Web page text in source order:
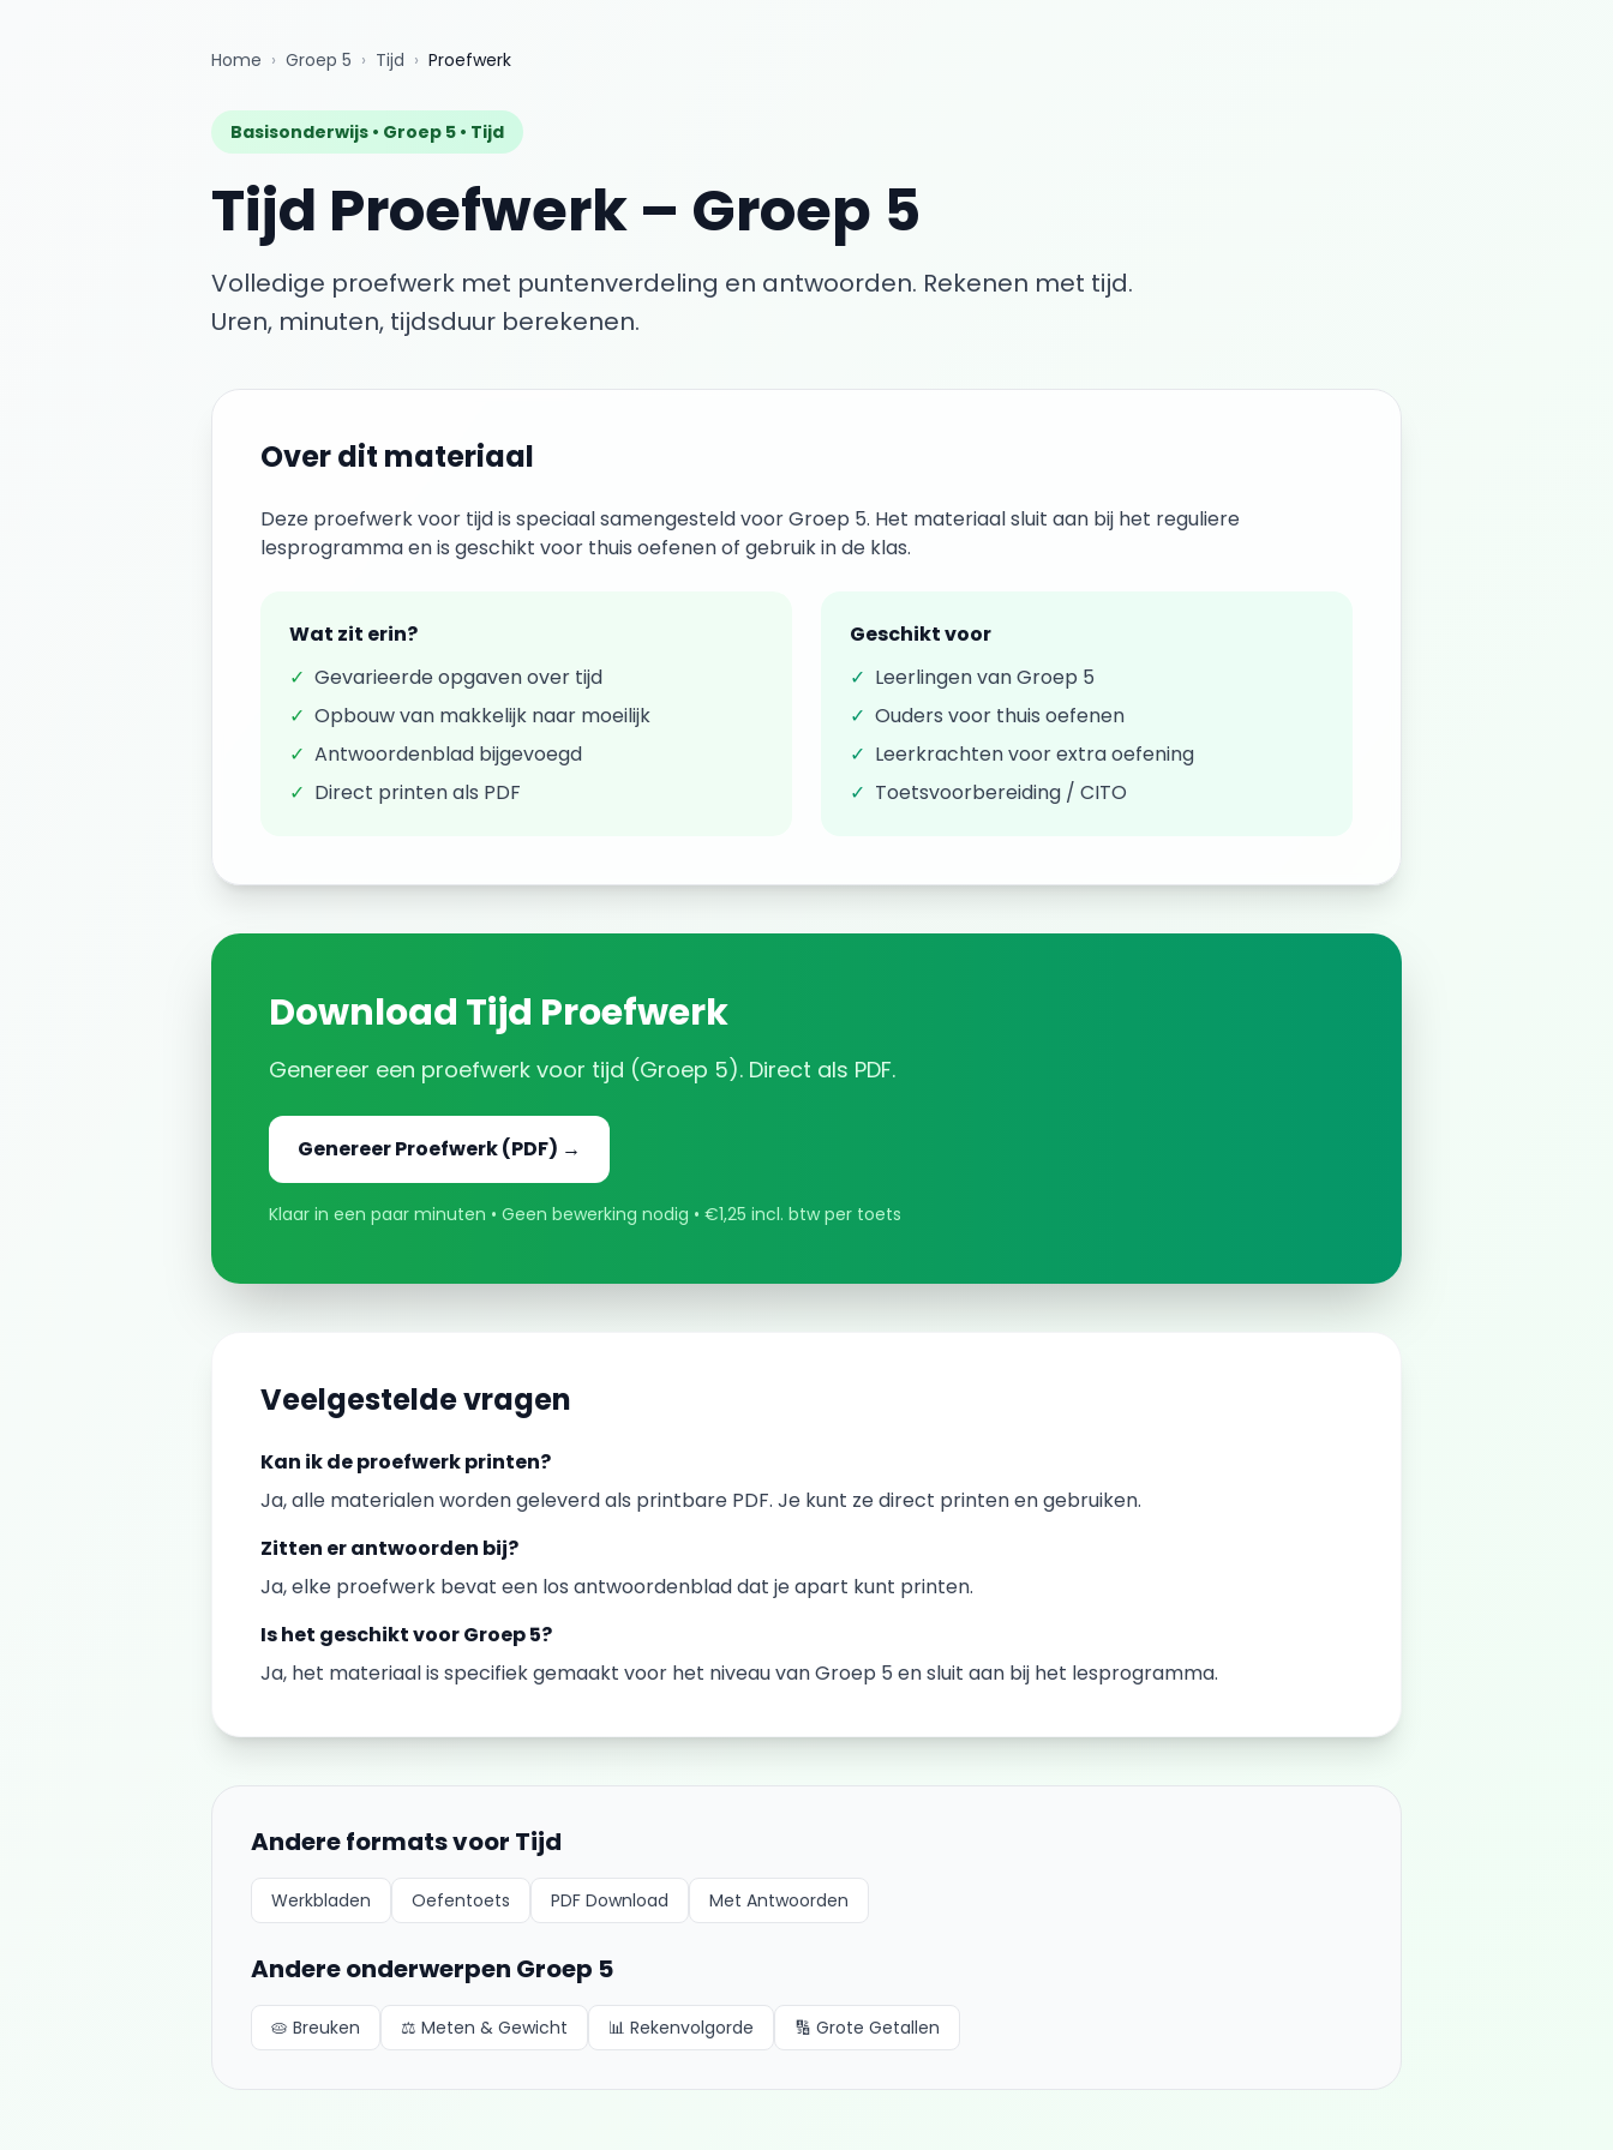
Home › Groep 5 › Tijd › Proefwerk
Basisonderwijs • Groep 5 • Tijd
Tijd Proefwerk– Groep 5
Volledige proefwerk met puntenverdeling en antwoorden. Rekenen met tijd.
Uren, minuten, tijdsduur berekenen.
Over dit materiaal
Deze proefwerkvoor tijdis speciaal samengesteld voorGroep 5. Het materiaal sluit aan bij het reguliere
lesprogramma en is geschikt voor thuis oefenen of gebruik in de klas.
Wat zit erin?
✓ Gevarieerde opgaven over tijd
✓ Opbouw van makkelijk naar moeilijk
✓ Antwoordenblad bijgevoegd
✓ Direct printen als PDF
Geschikt voor
✓ Leerlingen vanGroep 5
✓ Ouders voor thuis oefenen
✓ Leerkrachten voor extra oefening
✓ Toetsvoorbereiding / CITO
Download Tijd Proefwerk
Genereer een proefwerk voor tijd (Groep 5). Direct als PDF.
GenereerProefwerk(PDF) →
Klaar in een paar minuten • Geen bewerking nodig • €1,25 incl. btw per toets
Veelgestelde vragen
Kan ik deproefwerkprinten?
Ja, alle materialen worden geleverd als printbare PDF. Je kunt ze direct printen en gebruiken.
Zitten er antwoorden bij?
Ja, elke proefwerk bevat een los antwoordenblad dat je apart kunt printen.
Is het geschikt voorGroep 5?
Ja, het materiaal is specifiek gemaakt voor het niveau vanGroep 5 en sluit aan bij het lesprogramma.
Andere formats voor Tijd
Werkbladen Oefentoets PDF Download Met Antwoorden
Andere onderwerpen Groep 5
🥧 Breuken ⚖️ Meten & Gewicht 📊 Rekenvolgorde 🔢 Grote Getallen